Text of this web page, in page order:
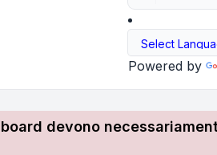
Powered by
devono